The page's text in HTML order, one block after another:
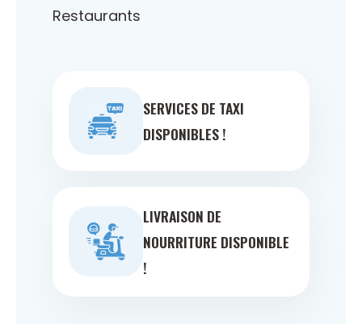
Restaurants
SERVICES DE TAXI
DISPONIBLES !
LIVRAISON DE
NOURRITURE DISPONIBLE
!